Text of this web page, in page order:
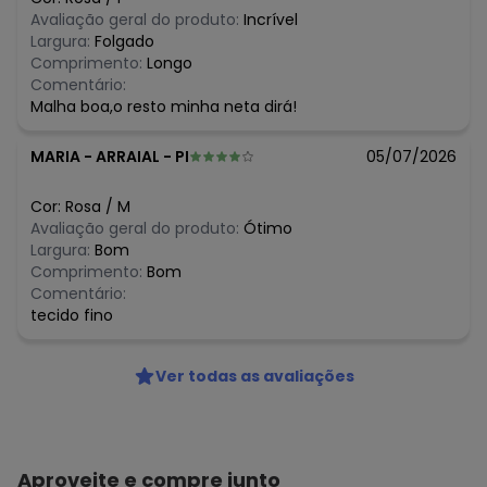
junho/2026
maio/2026
abril/2026
março/2026
fevereiro/2026
Avaliação geral do produto: Incrível
Largura: Folgado
Comprimento: Longo
Comentário:
Malha boa,o resto minha neta dirá!
MARIA - ARRAIAL - PI 05/07/2026
Cor: Rosa / M
Avaliação geral do produto: Ótimo
Largura: Bom
Comprimento: Bom
Comentário:
tecido fino
Ver todas as avaliações
Aproveite e compre junto